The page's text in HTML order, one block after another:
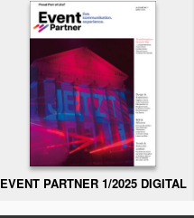
EVENT PARTNER 1/2025 DIGITAL